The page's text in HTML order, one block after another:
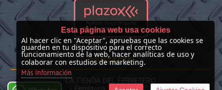
CONTACTO
LA TIENDA DEL FERRETERO
Esta página web usa cookies
Al hacer clic en "Aceptar", apruebas que las cookies se
guarden en tu dispositivo para el correcto
funcionamiento de la web, hacer analíticas de uso y
colaborar con estudios de marketing.
Más Información